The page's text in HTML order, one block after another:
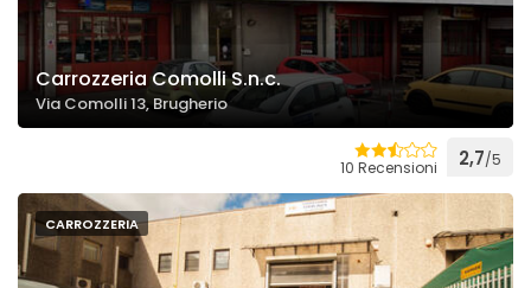
Carrozzeria Comolli S.n.c.
Via Comolli 13, Brugherio
10 Recensioni 2,7/5
CARROZZERIA